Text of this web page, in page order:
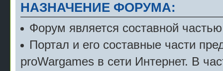
НАЗНАЧЕНИЕ ФОРУМА:
Форум является составной
Портал и его составные части
proWargames в сети Интернет. В